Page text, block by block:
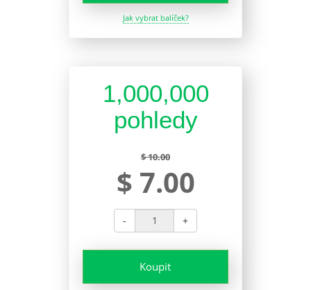
Jak vybrat balíček?
1,000,000
pohledy
$ 10.00
$ 7.00
- +
Koupit